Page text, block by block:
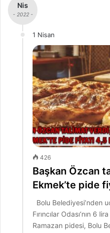
Nis
- 2022 -
1 Nisan
426
Başkan Özcan
Ekmek’te pide
Bolu Belediyesi’nden
Fırıncılar Odası‘nın 6
Ramazan pidesi, Bolu